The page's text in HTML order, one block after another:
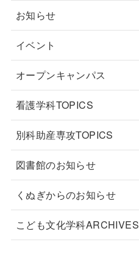
お知らせ
イベント
オープンキャンパス
看護学科TOPICS
別科助産専攻TOPICS
図書館のお知らせ
くぬぎからのお知らせ
こども文化学科ARCHIVES